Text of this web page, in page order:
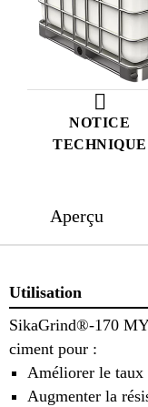
NOTICE
TECHNIQUE
Aperçu
Utilisation
SikaGrind®-170
ciment pour :
Améliorer le taux
Augmenter la